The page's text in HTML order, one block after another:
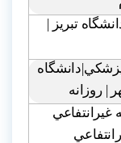
تبريز |
| روزانه